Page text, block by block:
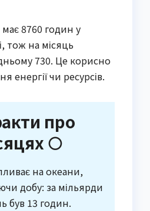
має 8760 годин у
тож на місяць
730. Це корисно
енергії чи ресурсів.
про
🌕
на океани,
добу: за мільярди
був 13 годин.